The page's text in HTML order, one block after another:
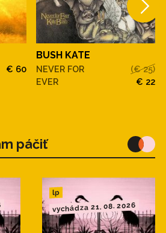
€ 60
BUSH KATE
NEVER FOR
EVER
(€ 25)
€ 22
páčiť
lp
vychádza 21. 08. 2026